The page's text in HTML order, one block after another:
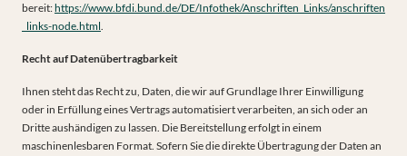
bereit:https://www.bfdi.bund.de/DE/Infothek/Anschriften_Links/anschriften
_links-node.html.
Recht auf Datenübertragbarkeit
Ihnen steht das Recht zu, Daten, die wir auf Grundlage Ihrer Einwilligung
oder in Erfüllung eines Vertrags automatisiert verarbeiten, an sich oder an
Dritte aushändigen zu lassen. Die Bereitstellung erfolgt in einem
maschinenlesbaren Format. Sofern Sie die direkte Übertragung der Daten an